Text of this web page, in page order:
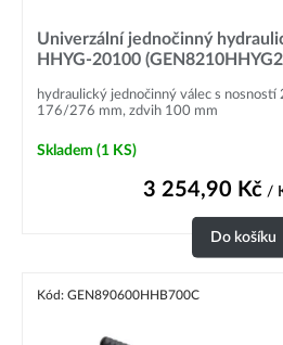
Univerzální jednočinný
HHYG-20100
hydraulický jednočinný válec s
176/276 mm, zdvih 100 mm
Skladem (1 KS)
3 254,90 Kč/
Do košíku
Kód: GEN890600HHB700C